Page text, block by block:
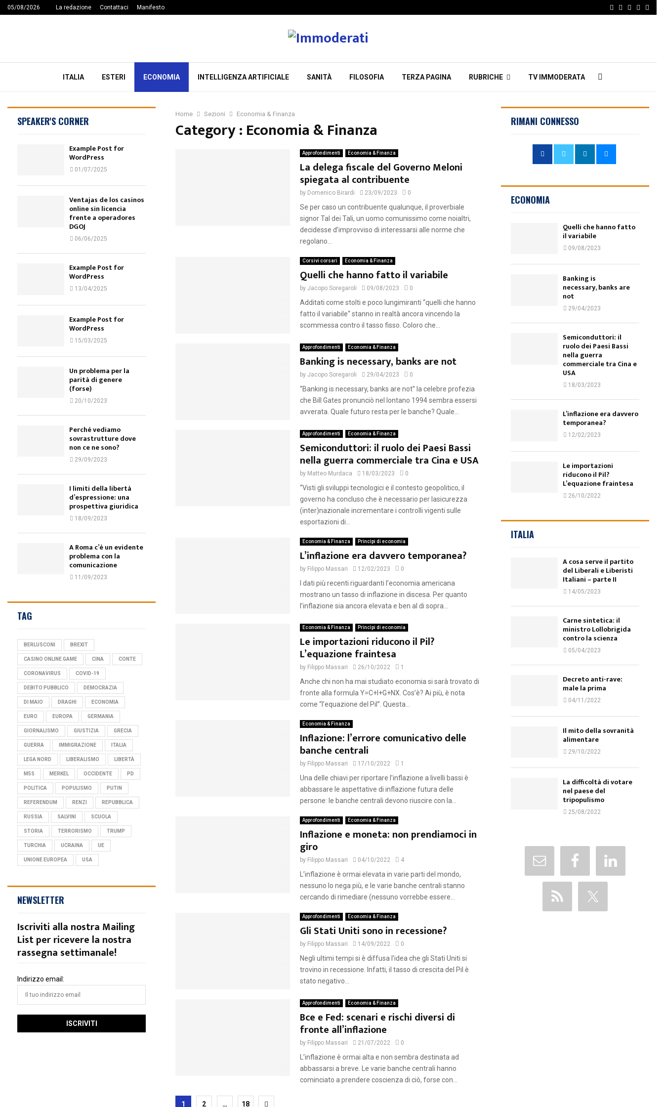
05/08/2026 La redazione Contattaci Manifesto Facebook
TwitterInstagram
ITALIA ESTERI ECONOMIA INTELLIGENZA ARTIFICIALE SANITÀ FILOSOFIA TERZA PAGINA RUBRICHE TV IMMODERATA
Home Sezioni Economia & Finanza
Category : Economia & Finanza
Approfondimenti Economia & Finanza
La delega fiscale del Governo Meloni
spiegata al contribuente
by Domenico Birardi 23/09/2023 0
Se per caso un contribuente qualunque, il proverbiale
signor Tal dei Tali, un uomo comunissimo come noialtri,
decidesse d’improvviso di interessarsi alle norme che
regolano...
Corsivi corsari Economia & Finanza
Quelli che hanno fatto il variabile
byJacopo Soregaroli 09/08/2023 0
Additati come stolti e poco lungimiranti “quelli che hanno
fatto il variabile“ stanno in realtà ancora vincendo la
scommessa contro il tasso fisso. Coloro che...
Approfondimenti Economia & Finanza
Banking is necessary, banks are not
byJacopo Soregaroli 29/04/2023 0
“Banking is necessary, banks are not” la celebre profezia
che Bill Gates pronunciò nel lontano 1994 sembra essersi
avverata. Quale futuro resta per le banche? Quale...
Approfondimenti Economia & Finanza
Semiconduttori: il ruolo dei Paesi Bassi
nella guerra commerciale tra Cina e USA
by Matteo Murdaca 18/03/2023 0
“Visti gli sviluppi tecnologici e il contesto geopolitico, il
governo ha concluso che è necessario per lasicurezza
(inter)nazionale incrementare i controlli vigenti sulle
esportazioni di...
Economia & Finanza Princìpi di economia
L’inflazione era davvero temporanea?
by Filippo Massari 12/02/2023 0
I dati più recenti riguardanti l’economia americana
mostrano un tasso di inflazione in discesa. Per quanto
l’inflazione sia ancora elevata e ben al di sopra...
Economia & Finanza Princìpi di economia
Le importazioni riducono il Pil?
L’equazione fraintesa
by Filippo Massari 26/10/2022 1
Anche chi non ha mai studiato economia si sarà trovato di
fronte alla formula Y=C+I+G+NX. Cos’è? Ai più, è nota
come “l’equazione del Pil”. Questa...
Economia & Finanza
Inflazione: l’errore comunicativo delle
banche centrali
by Filippo Massari 17/10/2022 1
Una delle chiavi per riportare l’inflazione a livelli bassi è
abbassare le aspettative di inflazione futura delle
persone: le banche centrali devono riuscire con la...
Approfondimenti Economia & Finanza
Inflazione e moneta: non prendiamoci in
giro
by Filippo Massari 04/10/2022 4
L’inflazione è ormai elevata in varie parti del mondo,
nessuno lo nega più, e le varie banche centrali stanno
cercando di rimediare (nessuno vorrebbe essere...
Approfondimenti Economia & Finanza
Gli Stati Uniti sono in recessione?
by Filippo Massari 14/09/2022 0
Negli ultimi tempi si è diffusa l’idea che gli Stati Uniti si
trovino in recessione. Infatti, il tasso di crescita del Pil è
stato negativo...
Approfondimenti Economia & Finanza
Bce e Fed: scenari e rischi diversi di
fronte all’inflazione
by Filippo Massari 21/07/2022 0
L’inflazione è ormai alta e non sembra destinata ad
abbassarsi a breve. Le varie banche centrali hanno
cominciato a prendere coscienza di ciò, forse con...
1 2 … 18
SPEAKER'S CORNER
Example Post for
WordPress
01/07/2025
Ventajas de los casinos
online sin licencia
frente a operadores
DGOJ
06/06/2025
Example Post for
WordPress
13/04/2025
Example Post for
WordPress
15/03/2025
Un problema per la
parità di genere
(forse)
20/10/2023
Perché vediamo
sovrastrutture dove
non ce ne sono?
29/09/2023
I limiti della libertà
d’espressione: una
prospettiva giuridica
18/09/2023
A Roma c’è un evidente
problema con la
comunicazione
11/09/2023
TAG
BERLUSCONI BREXIT
CASINO ONLINE GAME CINA CONTE
CORONAVIRUS COVID-19
DEBITO PUBBLICO DEMOCRAZIA
DI MAIO DRAGHI ECONOMIA
EURO EUROPA GERMANIA
GIORNALISMO GIUSTIZIA GRECIA
GUERRA IMMIGRAZIONE ITALIA
LEGA NORD LIBERALISMO LIBERTÀ
M5S MERKEL OCCIDENTE PD
POLITICA POPULISMO PUTIN
REFERENDUM RENZI REPUBBLICA
RUSSIA SALVINI SCUOLA
STORIA TERRORISMO TRUMP
TURCHIA UCRAINA UE
UNIONE EUROPEA USA
NEWSLETTER
Iscriviti alla nostra Mailing
List per ricevere la nostra
rassegna settimanale!
Indirizzo email:
RIMANI CONNESSO
ECONOMIA
Quelli che hanno fatto
il variabile
09/08/2023
Banking is
necessary, banks are
not
29/04/2023
Semiconduttori: il
ruolo dei Paesi Bassi
nella guerra
commerciale tra Cina e
USA
18/03/2023
L’inflazione era davvero
temporanea?
12/02/2023
Le importazioni
riducono il Pil?
L’equazione fraintesa
26/10/2022
ITALIA
A cosa serve il partito
del Liberali e Liberisti
Italiani – parte II
14/05/2023
Carne sintetica: il
ministro Lollobrigida
contro la scienza
05/04/2023
Decreto anti-rave:
male la prima
04/11/2022
Il mito della sovranità
alimentare
29/10/2022
La difficoltà di votare
nel paese del
tripopulismo
25/08/2022
rimarrá come archivio.